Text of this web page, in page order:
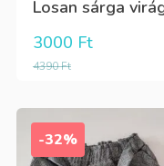
4390Ft
3000 Ft
-32%